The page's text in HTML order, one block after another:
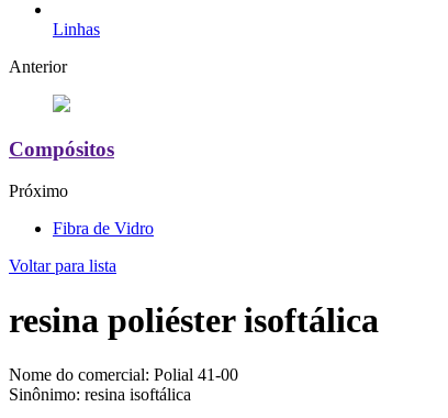
Linhas
Anterior
Compósitos
Próximo
Fibra de Vidro
Voltar para lista
resina poliéster isoftálica
Nome do comercial: Polial 41-00
Sinônimo: resina isoftálica